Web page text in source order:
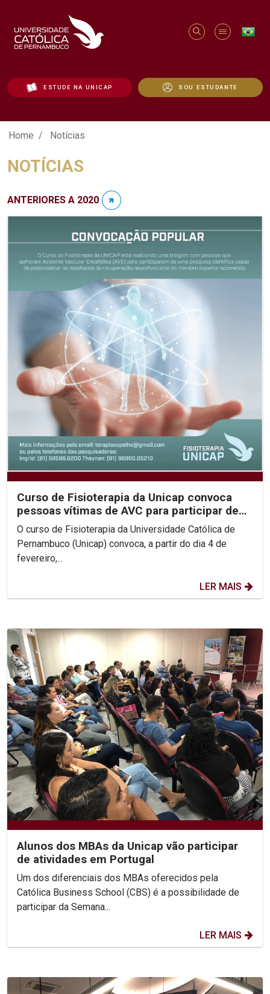
ESTUDE NA UNICAP SOU ESTUDANTE
Notícias - Unicap
Home Notícias
NOTÍCIAS
ANTERIORES A 2020
Curso de Fisioterapia da Unicap convoca
pessoas vítimas de AVC para participar de
pesquisa...
O curso de Fisioterapia da Universidade Católica de
Pernambuco (Unicap) convoca, a partir do dia 4 de
fevereiro,...
LER MAIS
Alunos dos MBAs da Unicap vão participar
de atividades em Portugal
Um dos diferenciais dos MBAs oferecidos pela
Católica Business School (CBS) é a possibilidade de
participar da Semana...
LER MAIS